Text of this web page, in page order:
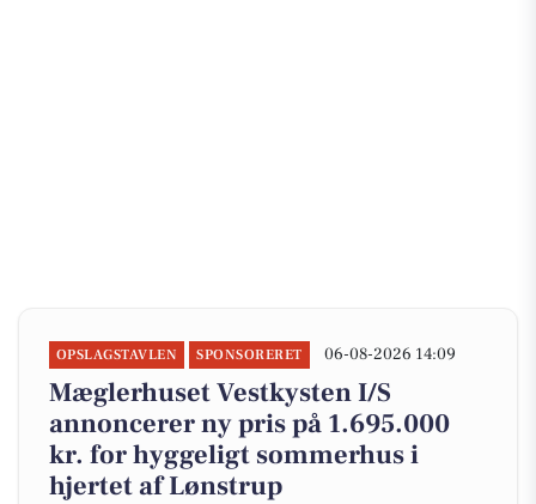
OPSLAGSTAVLEN SPONSORERET 06-08-2026 14:09
Mæglerhuset Vestkysten I/S
annoncerer ny pris på 1.695.000
kr. for hyggeligt sommerhus i
hjertet af Lønstrup